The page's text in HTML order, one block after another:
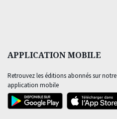
APPLICATION MOBILE
Retrouvez les éditions abonnés sur notre
application mobile